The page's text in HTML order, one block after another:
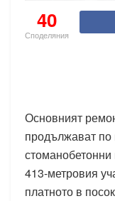
40
Споделяния
Основният
продължават
413-метровия
платното в